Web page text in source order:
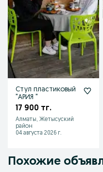
Стул пластиковый
"АРИЯ "
17 900 тг.
Алматы, Жетысуский
район
04 августа 2026 г.
Похожие